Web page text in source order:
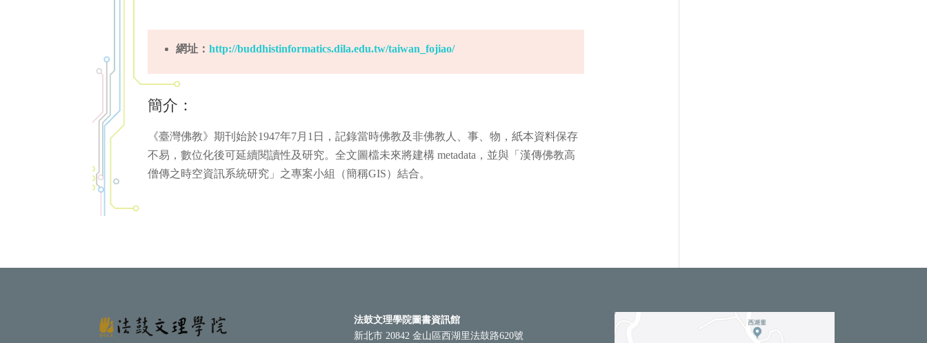
網址： http://buddhistinformatics.dila.edu.tw/taiwan_fojiao/
簡介：
《臺灣佛教》期刊始於1947年7月1日，記錄當時佛教及非佛教人、事、物，紙本資料保存
不易，數位化後可延續閱讀性及研究。全文圖檔未來將建構 metadata，並與「漢傳佛教高
僧傳之時空資訊系統研究」之專案小組（簡稱GIS）結合。
法鼓文理學院圖書資訊館
新北市 20842 金山區西湖里法鼓路620號